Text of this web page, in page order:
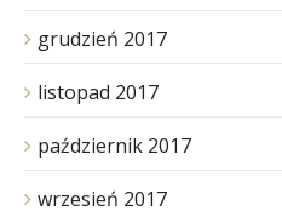
grudzień 2017
listopad 2017
październik 2017
wrzesień 2017